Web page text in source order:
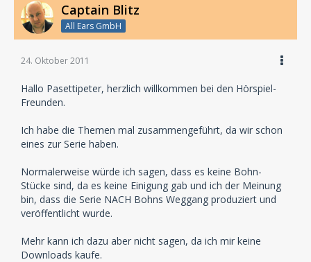
Captain Blitz
All Ears GmbH
24. Oktober 2011
Hallo Pasettipeter, herzlich willkommen bei den Hörspiel-
Freunden.
Ich habe die Themen mal zusammengeführt, da wir schon
eines zur Serie haben.
Normalerweise würde ich sagen, dass es keine Bohn-
Stücke sind, da es keine Einigung gab und ich der Meinung
bin, dass die Serie NACH Bohns Weggang produziert und
veröffentlicht wurde.
Mehr kann ich dazu aber nicht sagen, da ich mir keine
Downloads kaufe.